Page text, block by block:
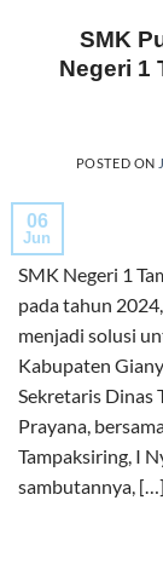
SMK
Negeri 1
POSTED ON
06
Jun
SMK Negeri 1
pada tahun
menjadi solusi
Kabupaten
Sekretaris Dinas
Prayana,
Tampaksiring, I
sambutannya, […]